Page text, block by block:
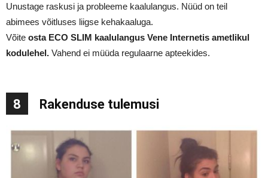
Unustage raskusi ja probleeme kaalulangus. Nüüd on teil
abimees võitluses liigse kehakaaluga.
Võite osta ECO SLIM kaalulangus Vene Internetis ametlikul
kodulehel. Vahend ei müüda regulaarne apteekides.
8 Rakenduse tulemusi